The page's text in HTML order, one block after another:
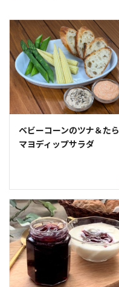
ベビーコーンのツナ＆たら
マヨディップサラダ